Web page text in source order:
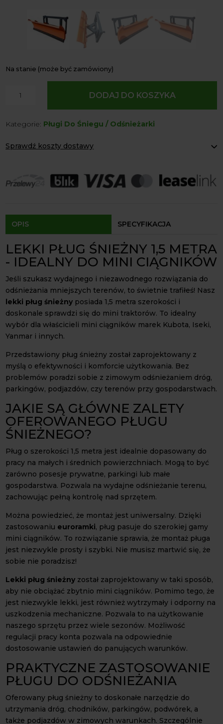
Na stanie (może być zamówiony)
Lekki
z
tura
DODAJ DO KOSZYKA
Kategorie: Pługi Do Śniegu / Odśnieżarki
Sprawdź koszty dostawy
Agrol transport: 200 zł
Agrol transport gabaryty: ustalane indywidualnie
Dostępność form dostawy i ceny uzależniona od produktu.
OPIS SPECYFIKACJA
LEKKI PŁUG ŚNIEŻNY 1,5 METRA
- IDEALNY DO MINI CIĄGNIKÓW
Jeśli szukasz wydajnego i niezawodnego rozwiązania do
odśnieżania mniejszych terenów, to świetnie trafiłeś! Nasz
lekki pług śnieżny posiada 1,5 metra szerokości i
doskonale sprawdzi się do mini traktorów. To idealny
wybór dla właścicieli mini ciągników marek Kubota, Iseki,
Yanmar i innych.
Przedstawiony pług śnieżny został zaprojektowany z
myślą o efektywności i komforcie użytkowania. Bez
problemów poradzi sobie z zimowym odśnieżaniem dróg,
parkingów, podjazdów, czy terenów przy gospodarstwach.
JAKIE SĄ GŁÓWNE ZALETY
OFEROWANEGO PŁUGU
ŚNIEŻNEGO?
Pług o szerokości 1,5 metra jest idealnie dopasowany do
pracy na małych i średnich powierzchniach. Mogą to być
zarówno posesje prywatne, parkingi lub małe
gospodarstwa. Pozwala na wydajne odśnieżanie terenu,
zachowując pełną kontrolę nad sprzętem.
Można powiedzieć, że montaż jest uniwersalny. Dzięki
zastosowaniu euroramki, pług pasuje do szerokiej gamy
mini ciągników. To rozwiązanie sprawia, że montaż pługa
jest niezwykle prosty i szybki. Nie musisz martwić się, że
sobie nie poradzisz!
Lekki pług śnieżny został zaprojektowany w taki sposób,
aby nie obciążać zbytnio mini ciągników. Pomimo tego, że
jest niezwykle lekki, jest również wytrzymały i odporny na
uszkodzenia mechaniczne. Pozwala to na użytkowanie
naszego sprzętu przez wiele sezonów. Możliwość
regulacji pracy konta pozwala na odpowiednie
dostosowanie ustawień do panujących warunków.
PRAKTYCZNE ZASTOSOWANIE
PŁUGU DO ODŚNIEŻANIA
Oferowany pług śnieżny to doskonałe narzędzie do
utrzymania dróg, chodników, parkingów, podwórek, a
także podjazdów w zimowych warunkach. Szczególnie